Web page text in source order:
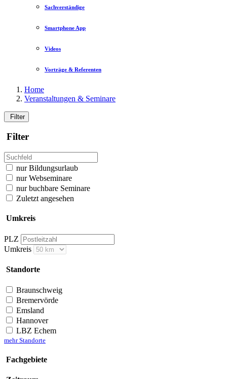
Sachverständige
Smartphone App
Videos
Vorträge & Referenten
Home
Veranstaltungen & Seminare
Filter
Filter
nur Bildungsurlaub
nur Webseminare
nur buchbare Seminare
Zuletzt angesehen
Umkreis
PLZ
Umkreis
Standorte
Braunschweig
Bremervörde
Emsland
Hannover
LBZ Echem
mehr Standorte
Fachgebiete